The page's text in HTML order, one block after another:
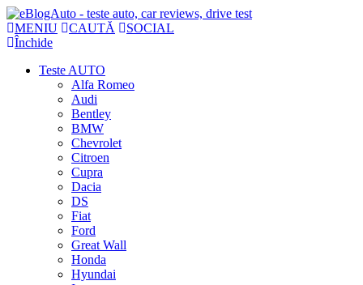
MENIU CAUTĂ
SOCIAL
Închide
Teste AUTO
Alfa Romeo
Audi
Bentley
BMW
Chevrolet
Citroen
Cupra
Dacia
DS
Fiat
Ford
Great Wall
Honda
Hyundai